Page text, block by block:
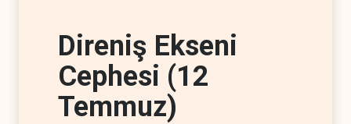
Direniş Ekseni
Cephesi (12
Temmuz)